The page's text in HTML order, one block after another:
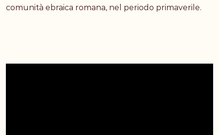
comunità ebraica romana, nel periodo primaverile.